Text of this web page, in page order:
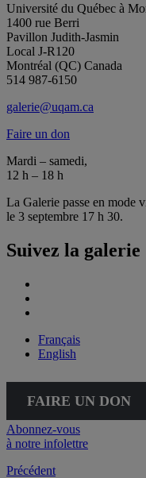
Université du Québec à
1400 rue Berri
Pavillon Judith-Jasmin
Local J-R120
Montréal (QC) Canada
514 987-6150
galerie@uqam.ca
Faire un don
Mardi – samedi,
12 h – 18 h
La Galerie passe en mode
le 3 septembre 17 h 30.
Suivez la galerie
Français
English
FAIRE UN DON
Abonnez-vous
à notre infolettre
Précédent